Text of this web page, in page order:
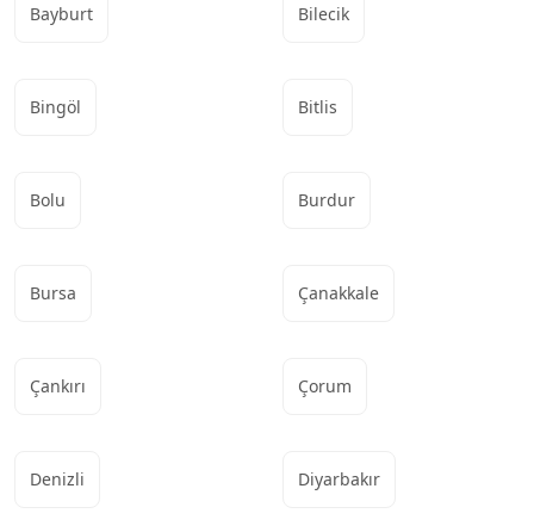
Bayburt Bilecik
Bingöl Bitlis
Bolu Burdur
Bursa Çanakkale
Çankırı Çorum
Denizli Diyarbakır